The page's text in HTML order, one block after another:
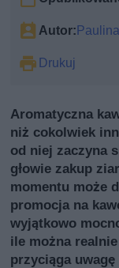
Autor:
Drukuj
Aromatyczna
niż cokolwiek
od niej zaczyna
głowie zakup
momentu może
promocja na
wyjątkowo
ile można
przyciąga